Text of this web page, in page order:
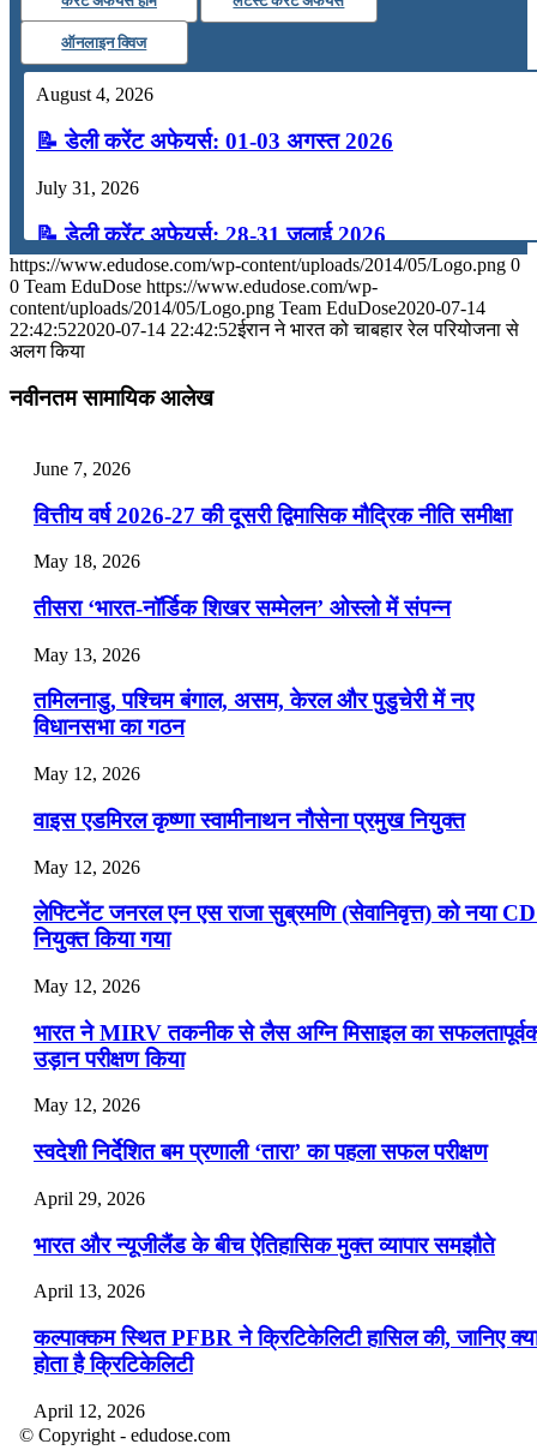
ऑनलाइन क्विज
August 4, 2026
📝 डेली करेंट अफेयर्स: 01-03 अगस्त 2026
July 31, 2026
📝 डेली करेंट अफेयर्स: 28-31 जुलाई 2026
July 28, 2026
📝 डेली करेंट अफेयर्स: 25-27 जुलाई 2026
July 22, 2026
📝 डेली करेंट अफेयर्स: 19-21 जुलाई 2026
July 19, 2026
📝 डेली करेंट अफेयर्स: 16-18 जुलाई 2026
July 16, 2026
📝 डेली करेंट अफेयर्स: 13-15 जुलाई 2026
https://www.edudose.com/wp-content/uploads/2014/05/Logo.png 0
0 Team EduDose https://www.edudose.com/wp-
content/uploads/2014/05/Logo.png Team EduDose2020-07-14
22:42:522020-07-14 22:42:52ईरान ने भारत को चाबहार रेल परियोजना से
अलग किया
नवीनतम सामायिक आलेख
June 7, 2026
वित्तीय वर्ष 2026-27 की दूसरी द्विमासिक मौद्रिक नीति समीक्षा
May 18, 2026
तीसरा ‘भारत-नॉर्डिक शिखर सम्मेलन’ ओस्लो में संपन्न
May 13, 2026
तमिलनाडु, पश्चिम बंगाल, असम, केरल और पुडुचेरी में नए
विधानसभा का गठन
May 12, 2026
वाइस एडमिरल कृष्णा स्वामीनाथन नौसेना प्रमुख नियुक्त
May 12, 2026
लेफ्टिनेंट जनरल एन एस राजा सुब्रमणि (सेवानिवृत्त) को नया
नियुक्त किया गया
May 12, 2026
भारत ने MIRV तकनीक से लैस अग्नि मिसाइल का
उड़ान परीक्षण किया
May 12, 2026
स्वदेशी निर्देशित बम प्रणाली ‘तारा’ का पहला सफल परीक्षण
April 29, 2026
भारत और न्यूजीलैंड के बीच ऐतिहासिक मुक्त व्यापार समझौते
April 13, 2026
कल्पाक्कम स्थित PFBR ने क्रिटिकेलिटी हासिल की, जानिए
होता है क्रिटिकेलिटी
April 12, 2026
© Copyright - edudose.com